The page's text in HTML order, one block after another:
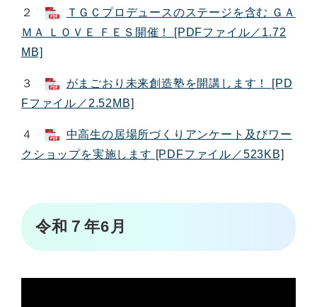
２
ＴＧＣプロデュースのステージを含む ＧＡ
ＭＡ ＬＯＶＥ ＦＥＳ開催！ [PDFファイル／1.72
MB]
３
がまごおり未来創造塾を開講します！ [PD
Fファイル／2.52MB]
４
中高生の居場所づくりアンケート及びワー
クショップを実施します [PDFファイル／523KB]
令和７年6月